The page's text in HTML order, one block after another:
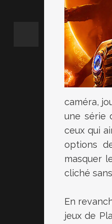
caméra,
une série
ceux qui
options
masquer
cliché
En
jeux de